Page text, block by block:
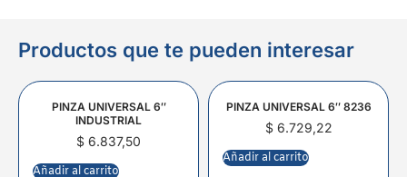
Productos que te pueden interesar
PINZA UNIVERSAL 6″
INDUSTRIAL
$ 6.837,50
Añadir al carrito
PINZA UNIVERSAL 6″ 8236
$6.729,22
Añadir al carrito